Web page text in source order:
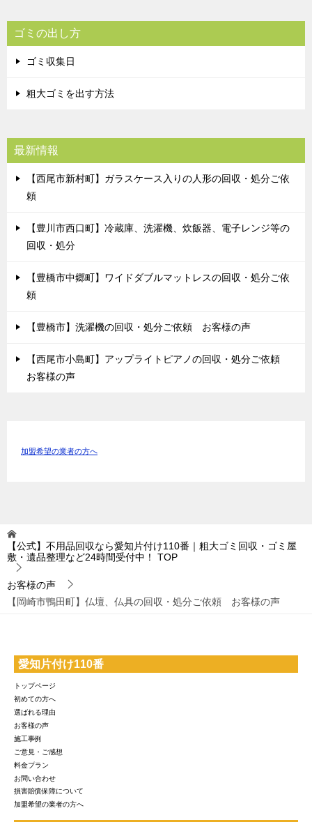
ゴミの出し方
ゴミ収集日
粗大ゴミを出す方法
最新情報
【西尾市新村町】ガラスケース入りの人形の回収・処分ご依
頼
【豊川市西口町】冷蔵庫、洗濯機、炊飯器、電子レンジ等の
回収・処分
【豊橋市中郷町】ワイドダブルマットレスの回収・処分ご依
頼
【豊橋市】洗濯機の回収・処分ご依頼 お客様の声
【西尾市小島町】アップライトピアノの回収・処分ご依頼
お客様の声
加盟希望の業者の方へ
【公式】不用品回収なら愛知片付け110番｜粗大ゴミ回収・ゴミ屋
敷・遺品整理など24時間受付中！
TOP
お客様の声
【岡崎市鴨田町】仏壇、仏具の回収・処分ご依頼 お客様の声
愛知片付け110番
トップページ
初めての方へ
選ばれる理由
お客様の声
施工事例
ご意見・ご感想
料金プラン
お問い合わせ
損害賠償保障について
加盟希望の業者の方へ